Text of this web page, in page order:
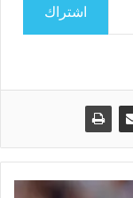
اشتراك